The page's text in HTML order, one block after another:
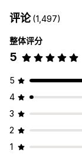
横幅位置
动画
背景 边框
图标位置
自动定位 购物车
评论(1,497)
整体评分
5
5
4
3
2
1